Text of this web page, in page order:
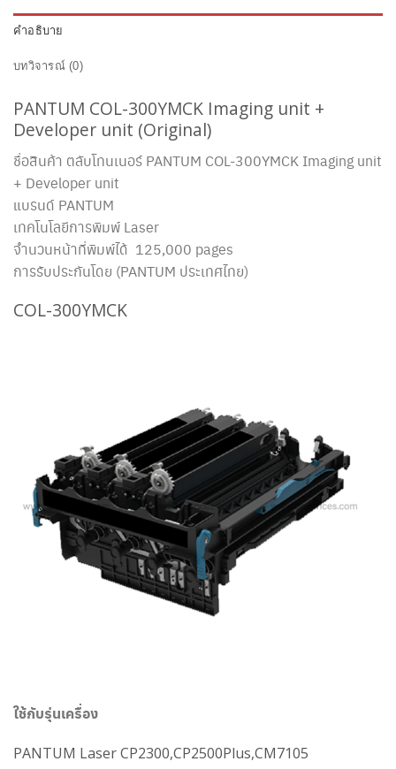
คำอธิบาย
บทวิจารณ์ (0)
PANTUM COL-300YMCK Imaging unit +
Developer unit (Original)
ชื่อสินค้า ตลับโทนเนอร์ PANTUM COL-300YMCK Imaging unit
+ Developer unit
แบรนด์ PANTUM
เทคโนโลยีการพิมพ์ Laser
จำนวนหน้าที่พิมพ์ได้ 125,000 pages
การรับประกันโดย (PANTUM ประเทศไทย)
COL-300YMCK
ใช้กับรุ่นเครื่อง
PANTUM Laser CP2300,CP2500Plus,CM7105